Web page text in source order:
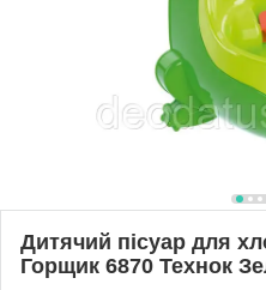
Дитячий пісуар для
Горщик 6870 Технок